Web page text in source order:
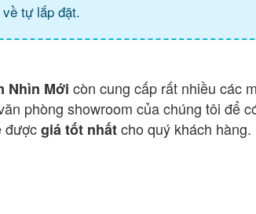
tự lắp đặt.
Nhìn Mới còn cung cấp rất nhiều các
phòng showroom của chúng tôi để
đượcgiá tốt nhấtcho quý khách hàng.